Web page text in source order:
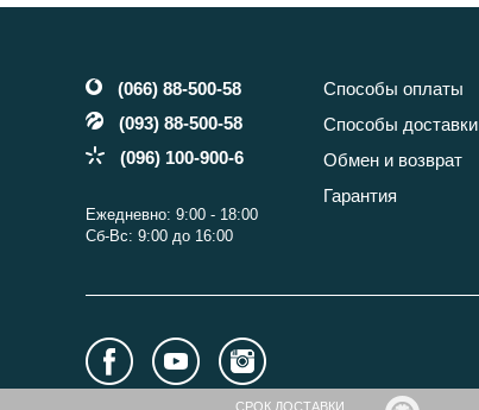
(066) 88-500-58
(093) 88-500-58
(096) 100-900-6
Ежедневно: 9:00 - 18:00
Сб-Вс: 9:00 до 16:00
Способы оплаты
Способы доставки
Обмен и возврат
Гарантия
CРОК ДОСТАВКИ